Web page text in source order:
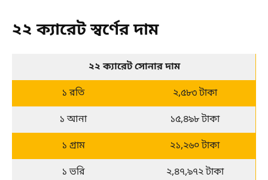
২২ ক্যারেট স্বর্ণের দাম
২২ ক্যারেট সোনার দাম
১ রতি
২,৫৮৩ টাকা
১ আনা
১৫,৪৯৮ টাকা
১ গ্রাম
২১,২৬০ টাকা
১ ভরি
২,৪৭,৯৭২ টাকা